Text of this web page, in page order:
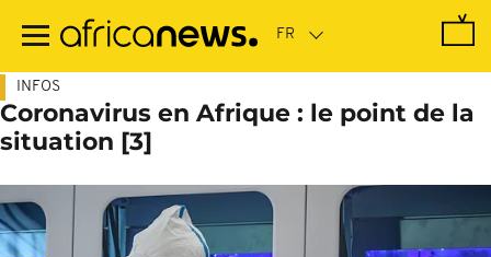
contenu
INFOS
Coronavirus en Afrique : le point de la
situation [3]